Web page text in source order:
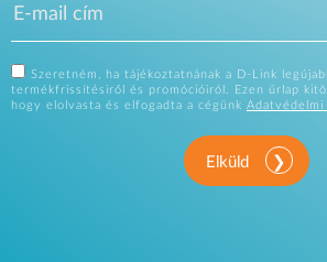
Szeretném, ha tájékoztatnának a D-Link
termékfrissítésiről és promócióiról. Ezen űrlap
hogy elolvasta és elfogadta a cégünk Adatvédelmi
Elküld